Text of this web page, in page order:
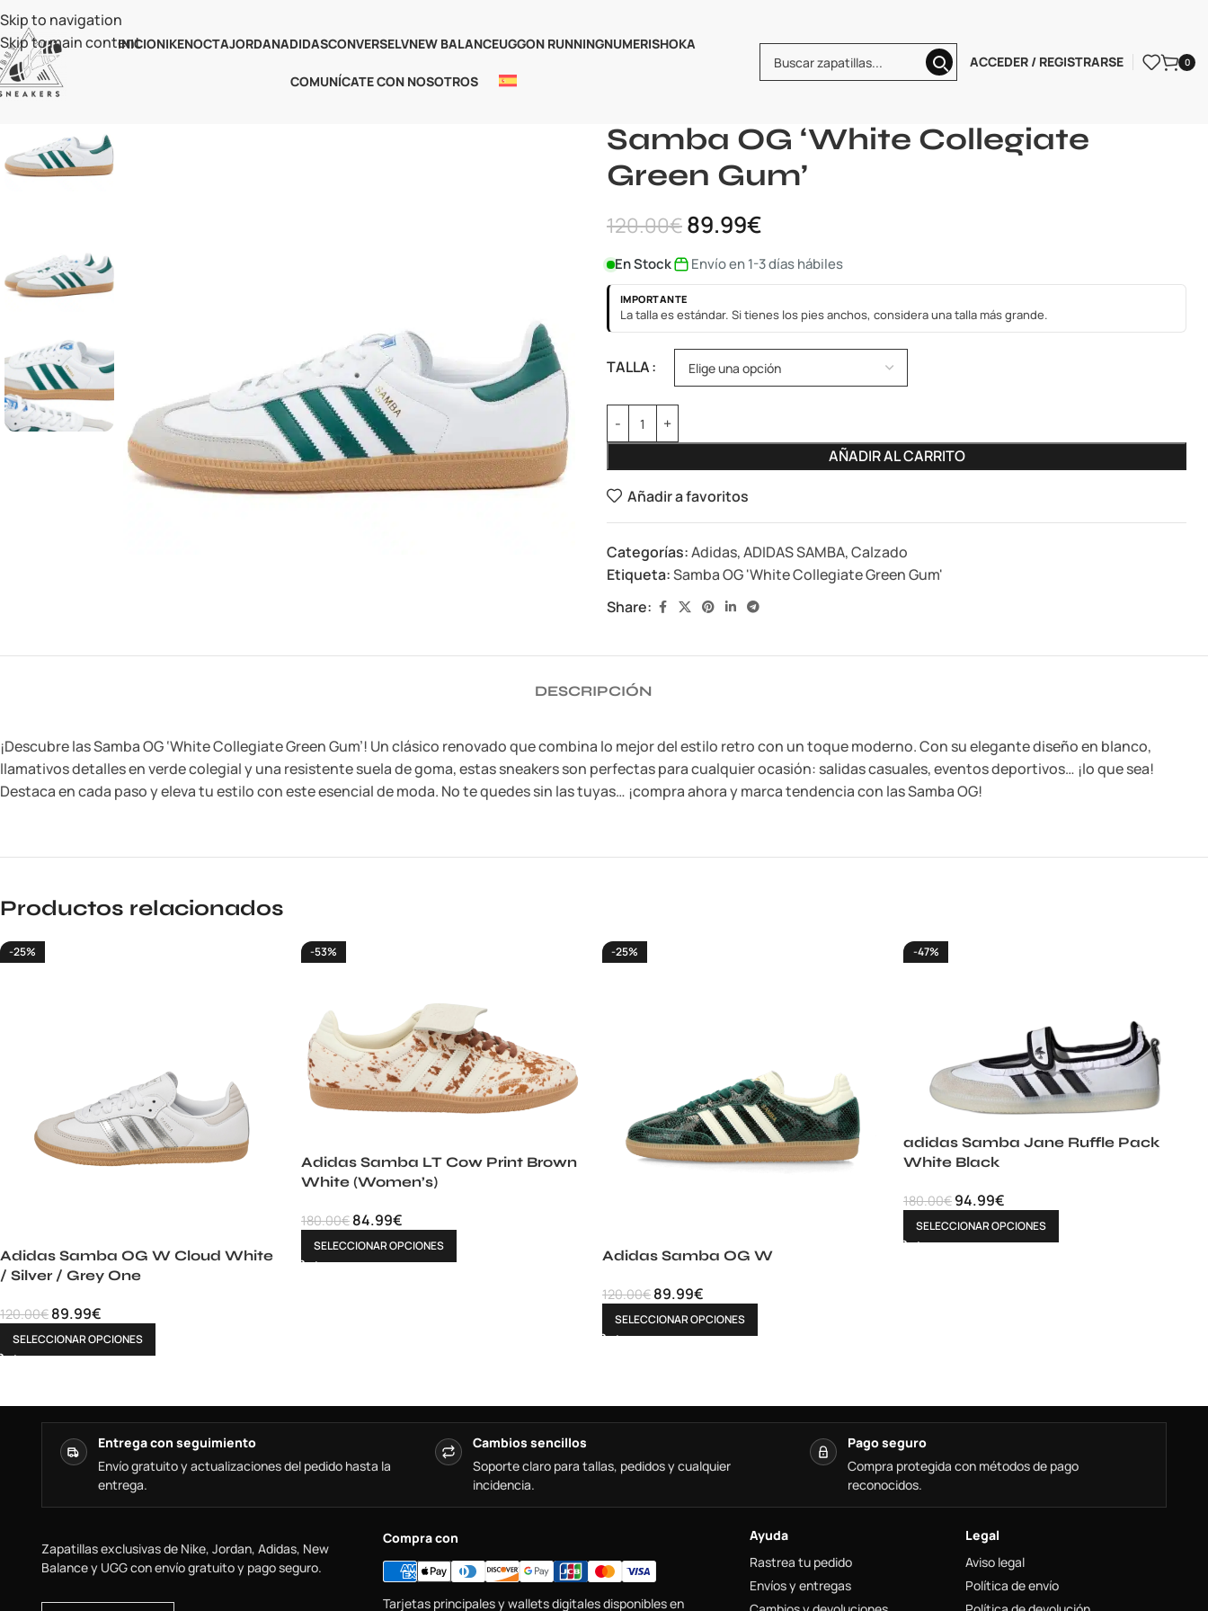
Skip to navigation
Skip to main content
INICIONIKENOCTAJORDANADIDASCONVERSELVNEW BALANCEUGGON RUNNINGNUMERISHOKA
COMUNÍCATE CON NOSOTROS
ACCEDER / REGISTRARSE 0
Samba OG ‘White Collegiate
Green Gum’
120.00€89.99€
En Stock Envío en 1-3 días hábiles
IMPORTANTE
La talla es estándar. Si tienes los pies anchos, considera una talla más grande.
TALLA
AÑADIR AL CARRITO
Añadir a favoritos
Categorías:Adidas,ADIDAS SAMBA,Calzado
Etiqueta:Samba OG 'White Collegiate Green Gum'
Share:
DESCRIPCIÓN
¡Descubre las Samba OG ‘White Collegiate Green Gum’! Un clásico renovado que combina lo mejor del estilo retro con un toque moderno. Con su elegante diseño en blanco,
llamativos detalles en verde colegial y una resistente suela de goma, estas sneakers son perfectas para cualquier ocasión: salidas casuales, eventos deportivos… ¡lo que sea!
Destaca en cada paso y eleva tu estilo con este esencial de moda. No te quedes sin las tuyas… ¡compra ahora y marca tendencia con las Samba OG!
Productos relacionados
-25%
Adidas Samba OG W Cloud White
/ Silver / Grey One
120.00€ 89.99€
SELECCIONAR OPCIONES
-53%
Adidas Samba LT Cow Print Brown
White (Women’s)
180.00€ 84.99€
SELECCIONAR OPCIONES
-25%
Adidas Samba OG W
120.00€ 89.99€
SELECCIONAR OPCIONES
-47%
adidas Samba Jane Ruffle Pack
White Black
180.00€ 94.99€
SELECCIONAR OPCIONES
Entrega con seguimiento
Envío gratuito y actualizaciones del pedido hasta la
entrega.
Cambios sencillos
Soporte claro para tallas, pedidos y cualquier
incidencia.
Pago seguro
Compra protegida con métodos de pago
reconocidos.
Zapatillas exclusivas de Nike, Jordan, Adidas, New
Balance y UGG con envío gratuito y pago seguro.
Compra con
Tarjetas principales y wallets digitales disponibles en
Ayuda
Rastrea tu pedido
Envíos y entregas
Legal
Aviso legal
Política de envío